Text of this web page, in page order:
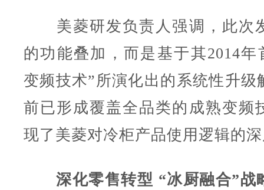
美菱研发负责人强调，此次
的功能叠加，而是基于其2014年
变频技术”所演化出的系统性升级
前已形成覆盖全品类的成熟变频
现了美菱对冷柜产品使用逻辑的
深化零售转型 “冰厨融合”战